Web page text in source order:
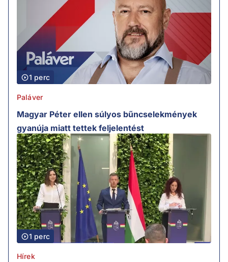
1 perc
Paláver
Magyar Péter ellen súlyos bűncselekmények
gyanúja miatt tettek feljelentést
1 perc
Hírek